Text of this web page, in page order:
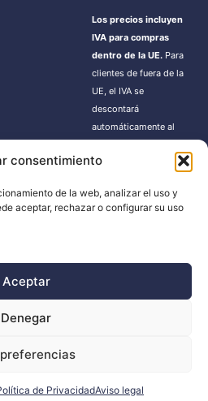
consentimiento
de la web, analizar el uso y
aceptar, rechazar o configurar su uso
Aceptar
Denegar
de PrivacidadAviso legal
Los precios incluyen
IVA para compras
dentro de la UE. Para
clientes de fuera de la
UE, el IVA se
descontará
automáticamente al
Estos pedidos pueden
de importación según
la normativa de cada